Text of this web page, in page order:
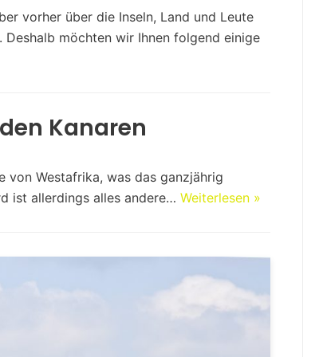
vorher über die Inseln, Land und Leute
möchten wir Ihnen folgend einige
Kanaren
von Westafrika, was das ganzjährig
ist allerdings alles andere… Weiterlesen »